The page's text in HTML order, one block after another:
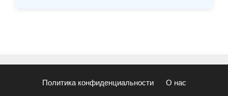
Политика конфиденциальности О нас